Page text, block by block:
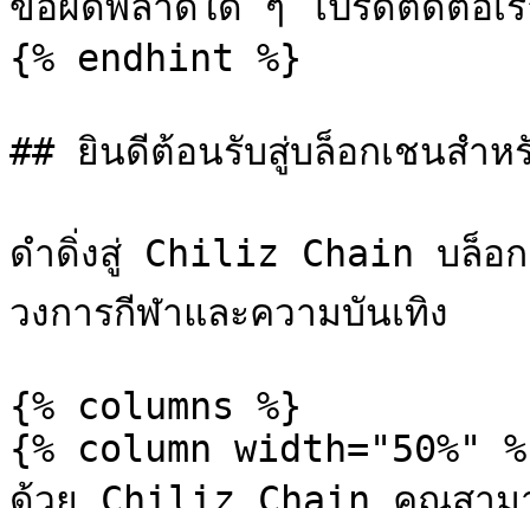
{% endhint %}
## ยินดีต้อนรับสู่บล็อกเชนสำห
ดำดิ่งสู่ Chiliz Chain บล็อกเ
วงการกีฬาและความบันเทิง
{% columns %}
{% column width="50%"